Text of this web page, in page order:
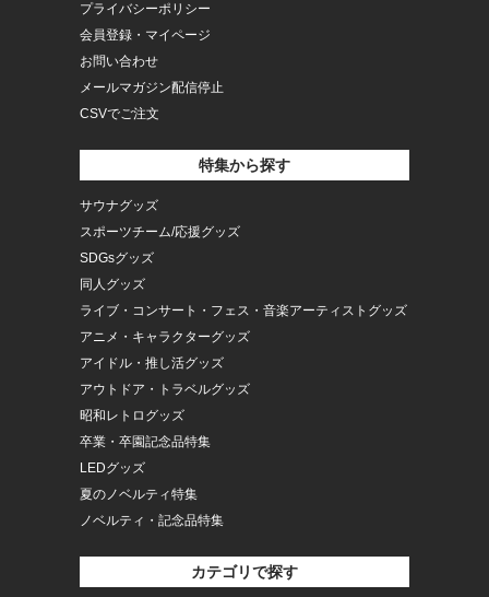
プライバシーポリシー
会員登録・マイページ
お問い合わせ
メールマガジン配信停止
CSVでご注文
特集から探す
サウナグッズ
スポーツチーム/応援グッズ
SDGsグッズ
同人グッズ
ライブ・コンサート・フェス・音楽アーティストグッズ
アニメ・キャラクターグッズ
アイドル・推し活グッズ
アウトドア・トラベルグッズ
昭和レトログッズ
卒業・卒園記念品特集
LEDグッズ
夏のノベルティ特集
ノベルティ・記念品特集
カテゴリで探す